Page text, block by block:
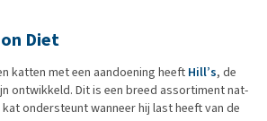
Diet
katten met een aandoening heeft Hill’s, de
ontwikkeld. Dit is een breed assortiment nat-
ondersteunt wanneer hij last heeft van de